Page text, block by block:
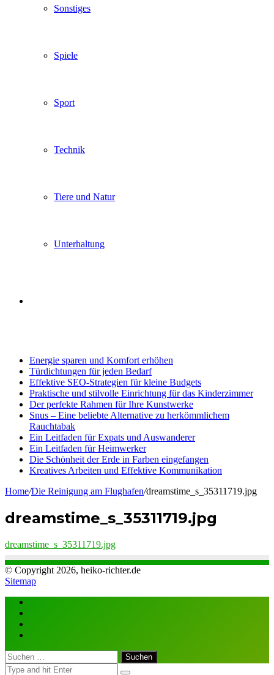
Sonstiges
Spiele
Sport
Technik
Tiere und Natur
Unterhaltung
Energie sparen und Komfort erhöhen
Türdichtungen für jeden Bedarf
Effektive SEO-Strategien für kleine Budgets
Praktische und stilvolle Einrichtung für das Kinderzimmer
Der perfekte Rahmen für Ihre Kunstwerke
Snus – Eine beliebte Alternative zu herkömmlichem
Rauchtabak
Ein Leitfaden für Expats und Auswanderer
Ein Leitfaden für Heimwerker
Die Schönheit der Erde in Farben eingefangen
Kreatives Arbeiten und Effektive Kommunikation
Home/Die Reinigung am Flughafen/dreamstime_s_35311719.jpg
dreamstime_s_35311719.jpg
dreamstime_s_35311719.jpg
© Copyright 2026, heiko-richter.de
Sitemap
Close
Suchen
nach: